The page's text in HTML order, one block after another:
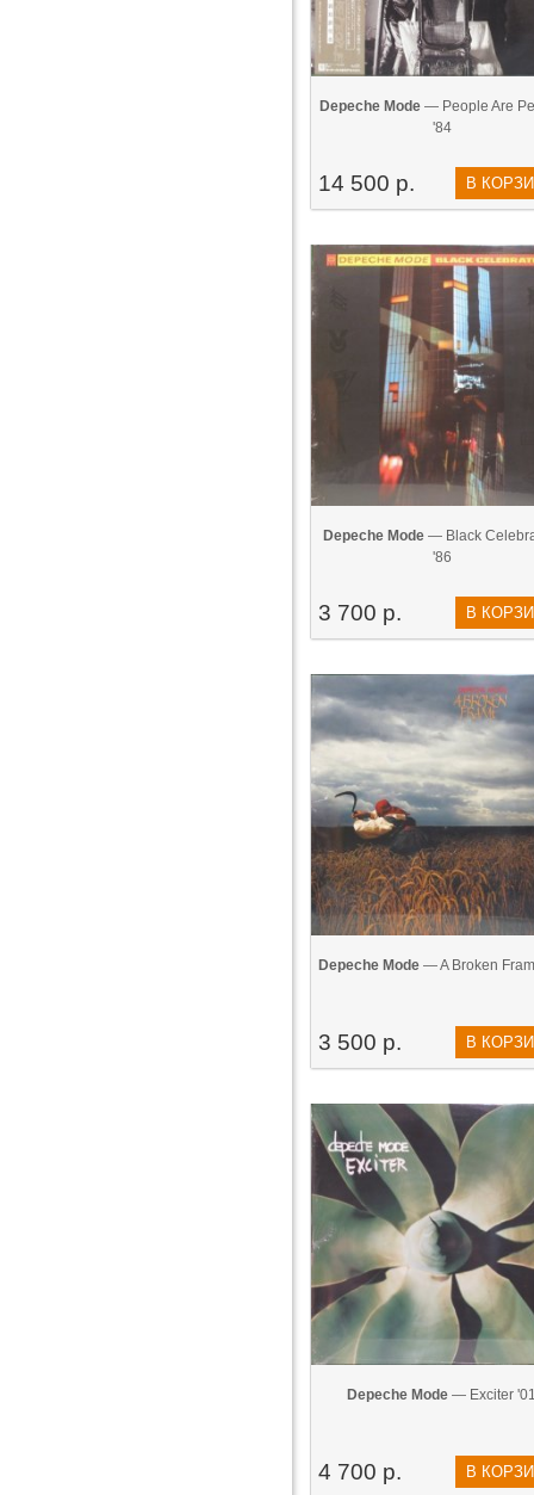
Depeche Mode — People Are
'84
14 500 р. В
Depeche Mode— Black
'86
3 700 р. В
Depeche Mode— A Broken
3 500 р. В
Depeche Mode — Exciter
4 700 р. В